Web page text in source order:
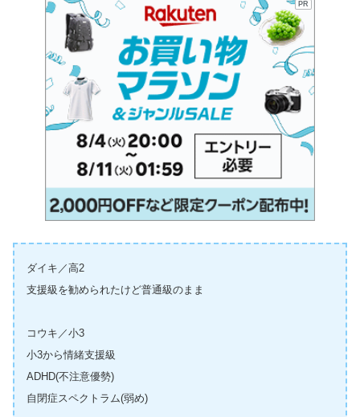
PR
ダイキ／高2
支援級を勧められたけど普通級のまま
コウキ／小3
小3から情緒支援級
ADHD(不注意優勢)
自閉症スペクトラム(弱め)